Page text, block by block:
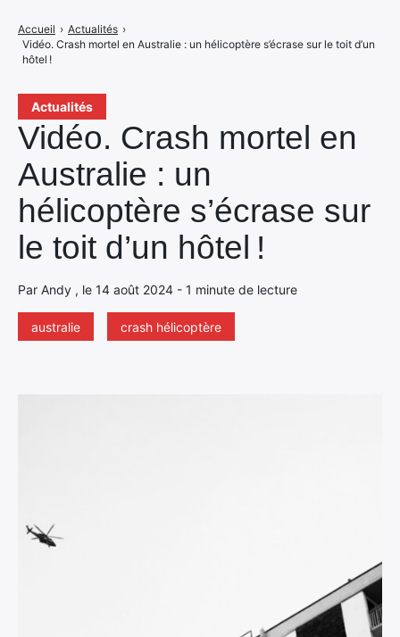
Actualités
Vidéo. Crash mortel en
Australie : un
hélicoptère s’écrase sur
le toit d’un hôtel !
Par Andy , le 14 août 2024 - 1 minute de lecture
australie crash hélicoptère
Accueil › Actualités ›
Vidéo. Crash mortel en Australie : un hélicoptère s’écrase sur le toit d’un
hôtel !